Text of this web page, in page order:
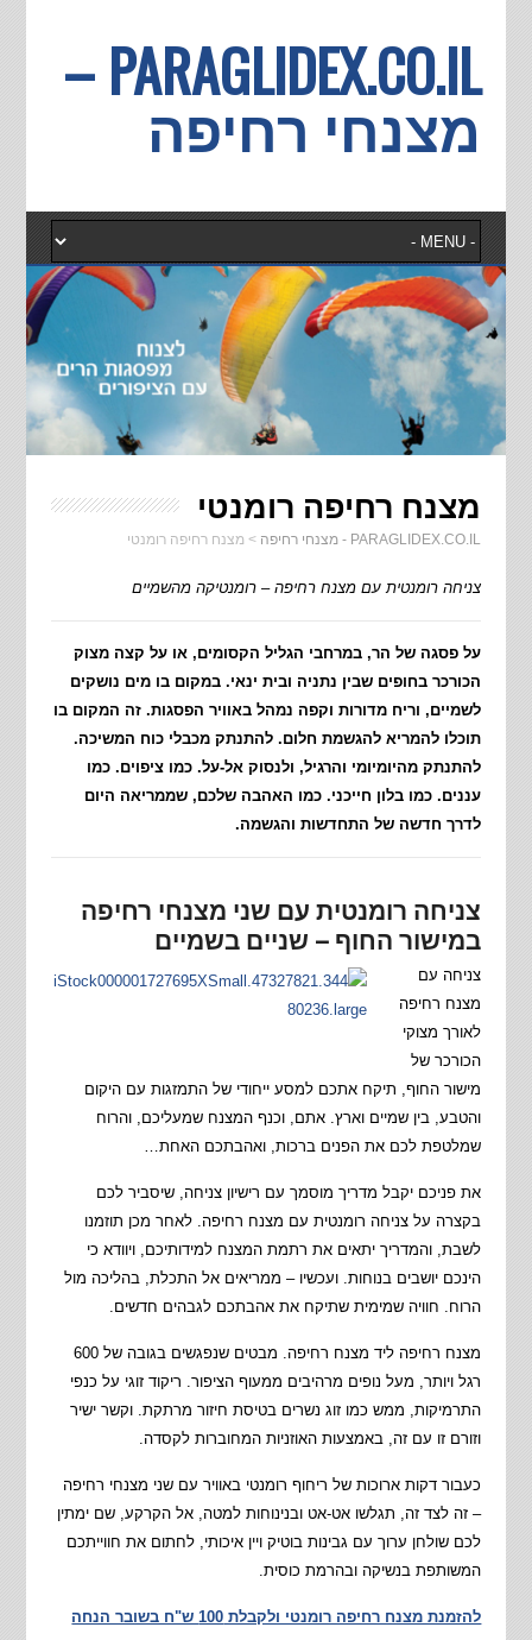
PARAGLIDEX.CO.IL –
מצנחי רחיפה
מצנח רחיפה רומנטי
PARAGLIDEX.CO.IL - מצנחי רחיפה > מצנח רחיפה רומנטי
צניחה רומנטית עם מצנח רחיפה – רומנטיקה מהשמיים
על פסגה של הר, במרחבי הגליל הקסומים, או על קצה מצוק
הכורכר בחופים שבין נתניה ובית ינאי. במקום בו מים נושקים
לשמיים, וריח מדורות וקפה נמהל באוויר הפסגות. זה המקום בו
תוכלו להמריא להגשמת חלום. להתנתק מכבלי כוח המשיכה.
להתנתק מהיומיומי והרגיל, ולנסוק אל-על. כמו ציפוים. כמו
עננים. כמו בלון חייכני. כמו האהבה שלכם, שממריאה היום
לדרך חדשה של התחדשות והגשמה.
צניחה רומנטית עם שני מצנחי רחיפה
במישור החוף – שניים בשמיים
צניחה עם
מצנח רחיפה
לאורך מצוקי
הכורכר של
מישור החוף, תיקח אתכם למסע ייחודי של התמזגות עם היקום
והטבע, בין שמיים וארץ. אתם, וכנף המצנח שמעליכם, והרוח
שמלטפת לכם את הפנים ברכות, ואהבתכם האחת…
את פניכם יקבל מדריך מוסמך עם רישיון צניחה, שיסביר לכם
בקצרה על צניחה רומנטית עם מצנח רחיפה. לאחר מכן תוזמנו
לשבת, והמדריך יתאים את רתמת המצנח למידותיכם, ויוודא כי
הינכם יושבים בנוחות. ועכשיו – ממריאים אל התכלת, בהליכה מול
הרוח. חוויה שמימית שתיקח את אהבתכם לגבהים חדשים.
מצנח רחיפה ליד מצנח רחיפה. מבטים שנפגשים בגובה של 600
רגל ויותר, מעל נופים מרהיבים ממעוף הציפור. ריקוד זוגי על כנפי
התרמיקות, ממש כמו זוג נשרים בטיסת חיזור מרתקת. וקשר ישיר
וזורם זו עם זה, באמצעות האוזניות המחוברות לקסדה.
כעבור דקות ארוכות של ריחוף רומנטי באוויר עם שני מצנחי רחיפה
– זה לצד זה, תגלשו אט-אט ובנינוחות למטה, אל הקרקע, שם ימתין
לכם שולחן ערוך עם גבינות בוטיק ויין איכותי, לחתום את חווייתכם
המשותפת בנשיקה ובהרמת כוסית.
להזמנת מצנח רחיפה רומנטי ולקבלת 100 ש"ח בשובר הנחה